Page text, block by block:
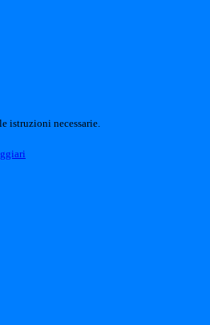
istruzioni necessarie.